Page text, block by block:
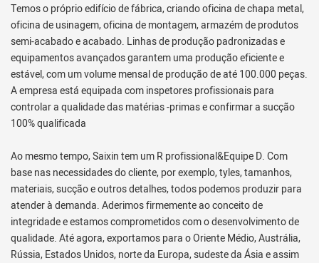
Temos o próprio edifício de fábrica, criando oficina de chapa metal,
oficina de usinagem, oficina de montagem, armazém de produtos
semi-acabado e acabado. Linhas de produção padronizadas e
equipamentos avançados garantem uma produção eficiente e
estável, com um volume mensal de produção de até 100.000 peças.
A empresa está equipada com inspetores profissionais para
controlar a qualidade das matérias -primas e confirmar a sucção
100% qualificada
Ao mesmo tempo, Saixin tem um R profissional&Equipe D. Com
base nas necessidades do cliente, por exemplo, tyles, tamanhos,
materiais, sucção e outros detalhes, todos podemos produzir para
atender à demanda. Aderimos firmemente ao conceito de
integridade e estamos comprometidos com o desenvolvimento de
qualidade. Até agora, exportamos para o Oriente Médio, Austrália,
Rússia, Estados Unidos, norte da Europa, sudeste da Ásia e assim